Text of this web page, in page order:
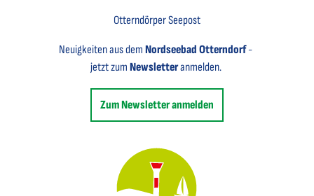
Otterndörper Seepost
Neuigkeiten aus demNordseebad Otterndorf-
jetzt zum Newsletteranmelden.
Zum Newsletter anmelden